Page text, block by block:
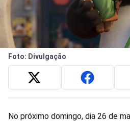
Foto: Divulgação
No próximo domingo, dia 26 de